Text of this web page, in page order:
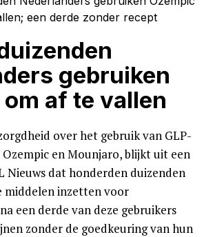
gebruiken
af te vallen
over het gebruik van GLP-
en Mounjaro, blijkt uit een
Nieuws dat honderden duizenden
middelen inzetten voor
een derde van deze gebruikers
zonder de goedkeuring van hun